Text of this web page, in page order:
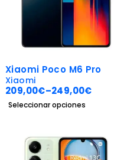
-30%
Xiaomi Poco M6 Pro
Xiaomi
209,00€–249,00€
Seleccionar opciones